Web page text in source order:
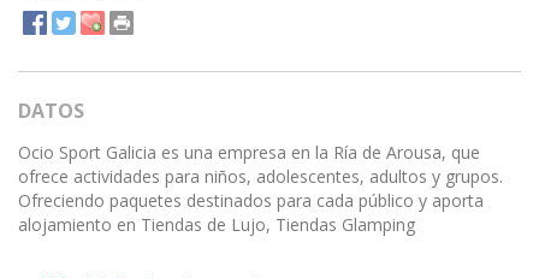
DATOS
Ocio Sport Galicia es una empresa en la Ría de Arousa, que
ofrece actividades para niños, adolescentes, adultos y grupos.
Ofreciendo paquetes destinados para cada público y aporta
alojamiento en Tiendas de Lujo, Tiendas Glamping